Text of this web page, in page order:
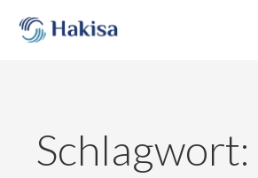
content
Schlagwort: